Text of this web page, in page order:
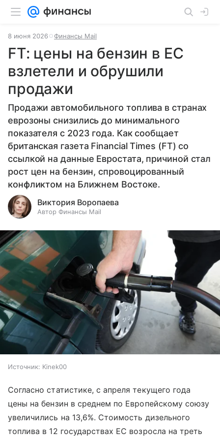
8 июня 2026 Финансы Mail
FT: цены на бензин в ЕС
взлетели и обрушили
продажи
Продажи автомобильного топлива в странах
еврозоны снизились до минимального
показателя с 2023 года. Как сообщает
британская газета Financial Times (FT) со
ссылкой на данные Евростата, причиной стал
рост цен на бензин, спровоцированный
конфликтом на Ближнем Востоке.
Виктория Воропаева
Автор Финансы Mail
Источник: Kinek00
Согласно статистике, с апреля текущего года
цены на бензин в среднем по Европейскому союзу
увеличились на 13,6%. Стоимость дизельного
топлива в 12 государствах ЕС возросла на треть